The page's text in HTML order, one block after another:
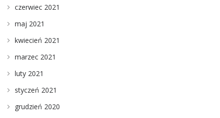
czerwiec 2021
maj 2021
kwiecień 2021
marzec 2021
luty 2021
styczeń 2021
grudzień 2020